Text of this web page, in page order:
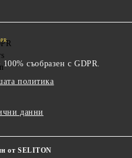
съобразен с GDPR.
политика
данни
от SELITON